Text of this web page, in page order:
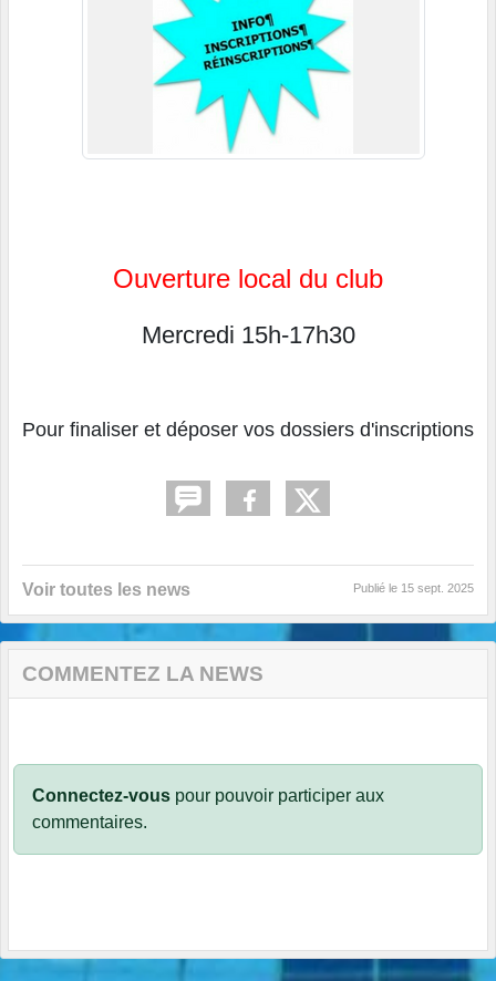
Ouverture local du club
Mercredi 15h-17h30
Pour finaliser et déposer vos dossiers d'inscriptions
Voir toutes les news Publié le 15 sept. 2025
COMMENTEZ LA NEWS
Connectez-vous pour pouvoir participer aux
commentaires.